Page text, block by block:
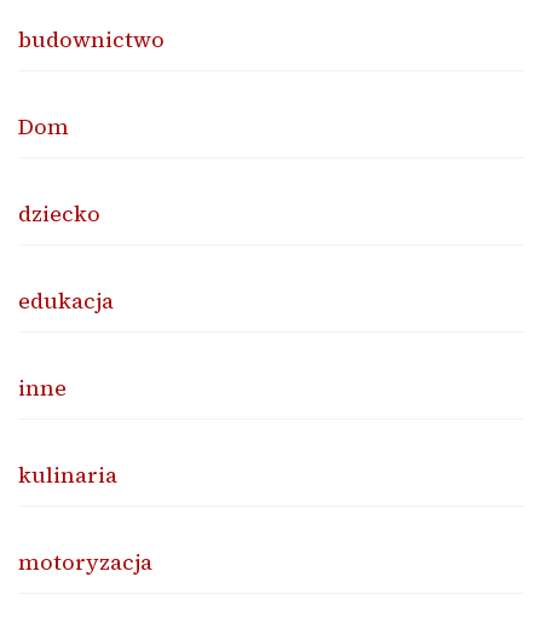
budownictwo
Dom
dziecko
edukacja
inne
kulinaria
motoryzacja